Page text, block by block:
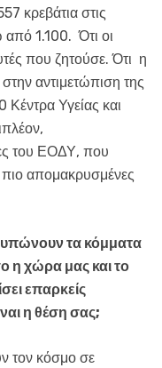
κρεβάτια στις
1.100. Ότι οι
που ζητούσε. Ότι η
αντιμετώπιση της
Υγείας και
του ΕΟΔΥ, που
απομακρυσμένες
τα κόμματα
η χώρα μας και το
επαρκείς
η θέση σας;
τον κόσμο σε